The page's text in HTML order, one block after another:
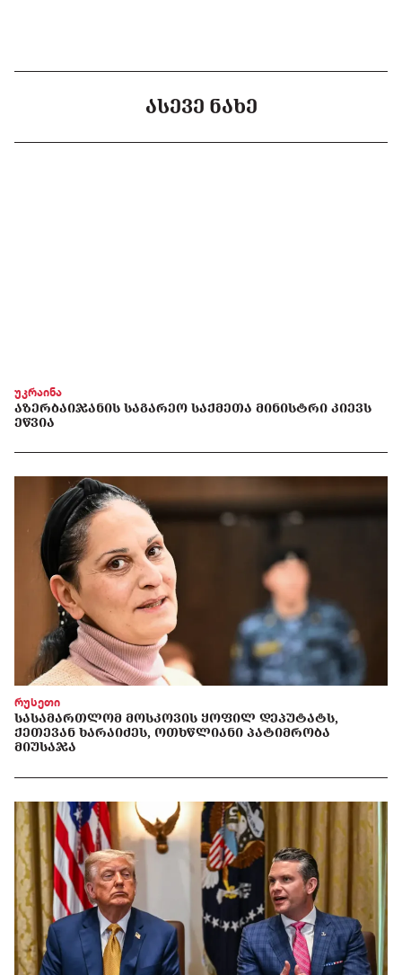
ᲐᲡᲔᲕᲔ ᲜᲐᲮᲔ
უკრაინა
ᲐᲖᲔᲠᲑᲐᲘᲯᲐᲜᲘᲡ ᲡᲐᲒᲐᲠᲔᲝ ᲡᲐᲥᲛᲔᲗᲐ ᲛᲘᲜᲘᲡᲢᲠᲘ ᲙᲘᲔᲕᲡ
ᲔᲬᲕᲘᲐ
რუსეთი
ᲡᲐᲡᲐᲛᲐᲠᲗᲚᲝᲛ ᲛᲝᲡᲙᲝᲕᲘᲡ ᲧᲝᲤᲘᲚ ᲓᲔᲞᲣᲢᲐᲢᲡ,
ᲥᲔᲗᲔᲕᲐᲜ ᲮᲐᲠᲐᲘᲫᲔᲡ, ᲝᲗᲮᲬᲚᲘᲐᲜᲘ ᲞᲐᲢᲘᲛᲠᲝᲑᲐ
ᲛᲘᲣᲡᲐᲯᲐ